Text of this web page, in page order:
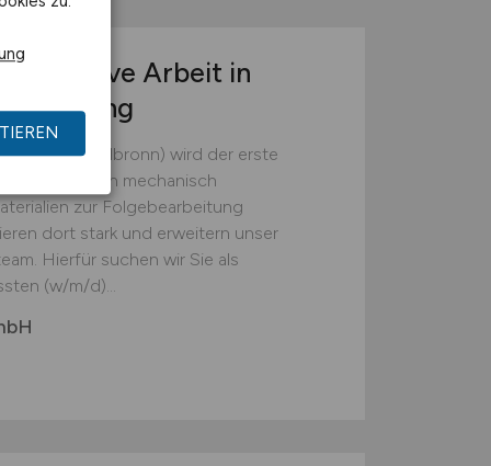
operative Arbeit in
Heilbronn) wird der erste
die Batterien mechanisch
zur Folgebearbeitung
dort stark und erweitern unser
Hierfür suchen wir Sie als
(w/m/d)...